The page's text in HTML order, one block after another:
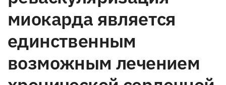
миокарда является
единственным
возможным лечением